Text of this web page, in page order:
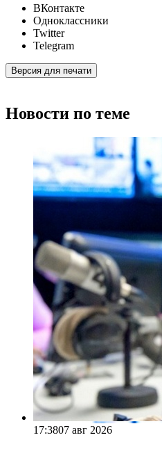
ВКонтакте
Одноклассники
Twitter
Telegram
Версия для печати
Новости по теме
17:3807 авг 2026